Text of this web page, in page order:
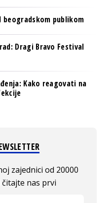
beogradskom publikom
Dragi Bravo Festival
Kako reagovati na
zajednici od 20000
nas prvi